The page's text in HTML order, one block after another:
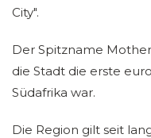
City".
Der Spitzname
die Stadt die erste
Südafrika war.
Die Region gilt seit